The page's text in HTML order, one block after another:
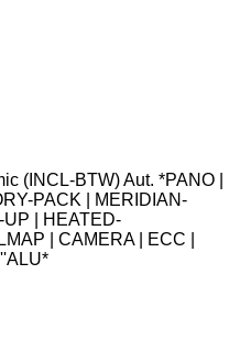
(INCL-BTW) Aut. *PANO |
PACK | MERIDIAN-
| HEATED-
| CAMERA | ECC |